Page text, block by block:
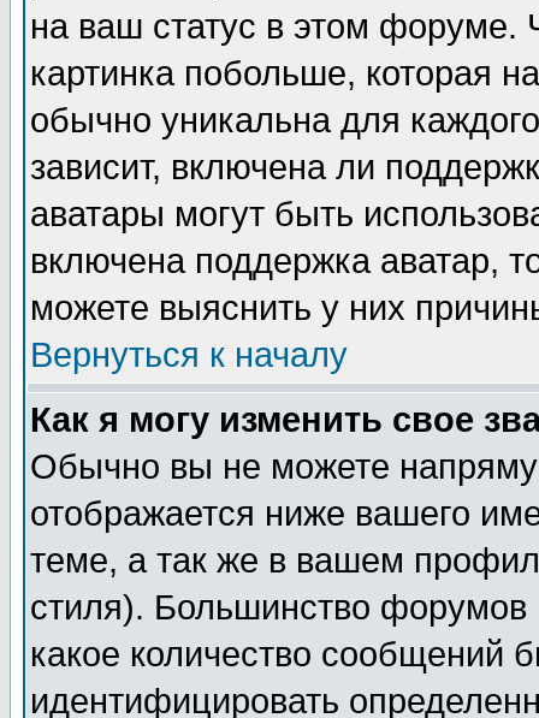
на ваш статус в этом форуме.
картинка побольше, которая
обычно уникальна для
зависит, включена ли
аватары могут быть
включена поддержка аватар,
можете выяснить у них
Вернуться к началу
Как я могу изменить свое
Обычно вы не можете
отображается ниже вашего
теме, а так же в вашем
стиля). Большинство форумов
какое количество сообщений
идентифицировать